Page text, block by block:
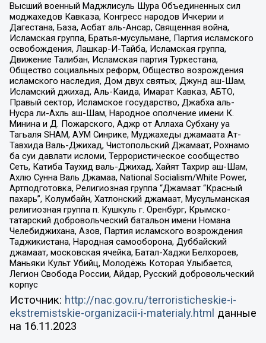
Высший военный Маджлисуль Шура Объединенных сил
моджахедов Кавказа, Конгресс народов Ичкерии и
Дагестана, База, Асбат аль-Ансар, Священная война,
Исламская группа, Братья-мусульмане, Партия исламского
освобождения, Лашкар-И-Тайба, Исламская группа,
Движение Талибан, Исламская партия Туркестана,
Общество социальных реформ, Общество возрождения
исламского наследия, Дом двух святых, Джунд аш-Шам,
Исламский джихад, Аль-Каида, Имарат Кавказ, АБТО,
Правый сектор, Исламское государство, Джабха аль-
Нусра ли-Ахль аш-Шам, Народное ополчение имени К.
Минина и Д. Пожарского, Аджр от Аллаха Субхану уа
Тагьаля SHAM, АУМ Синрике, Муджахеды джамаата Ат-
Тавхида Валь-Джихад, Чистопольский Джамаат, Рохнамо
ба суи давлати исломи, Террористическое сообщество
Сеть, Катиба Таухид валь-Джихад, Хайят Тахрир аш-Шам,
Ахлю Сунна Валь Джамаа, National Socialism/White Power,
Артподготовка, Религиозная группа “Джамаат “Красный
пахарь”, Колумбайн, Хатлонский джамаат, Мусульманская
религиозная группа п. Кушкуль г. Оренбург, Крымско-
татарский добровольческий батальон имени Номана
Челебиджихана, Азов, Партия исламского возрождения
Таджикистана, Народная самооборона, Дуббайский
джамаат, московская ячейка, Батал-Хаджи Белхороев,
Маньяки Культ Убийц, Молодёжь Которая Улыбается,
Легион Свобода России, Айдар, Русский добровольческий
корпус
Источник: http://nac.gov.ru/terroristicheskie-i-
ekstremistskie-organizacii-i-materialy.html данные
на 16.11.2023